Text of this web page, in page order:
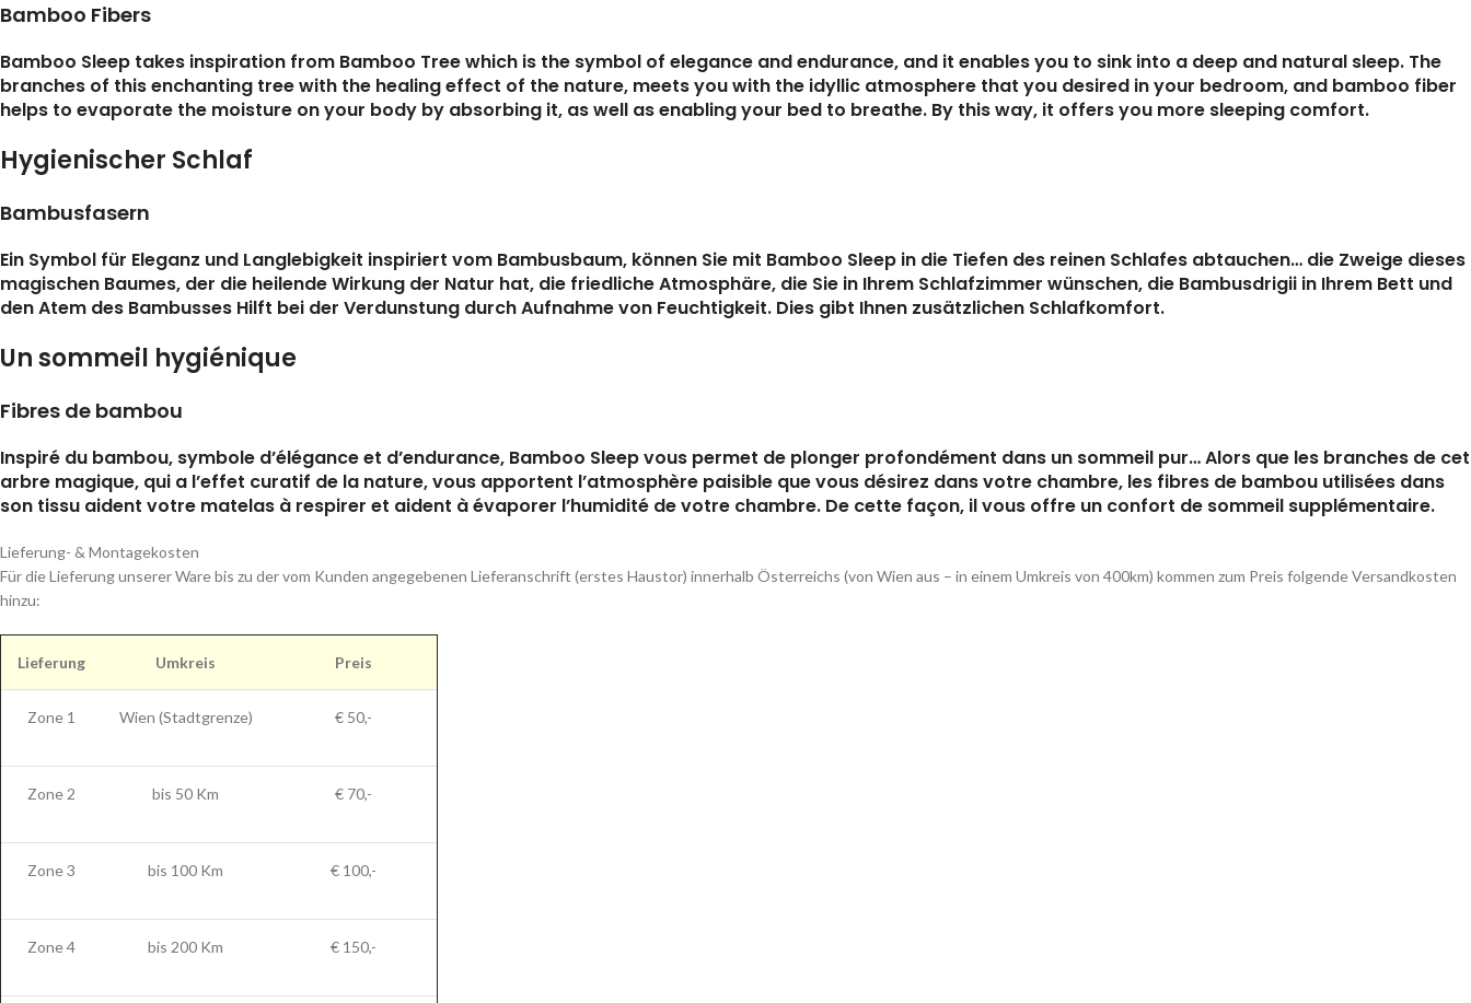
Bamboo Fibers
Bamboo Sleep takes inspiration from Bamboo Tree which is the symbol of elegance and endurance, and it enables you to sink into a deep and natural sleep. The
branches of this enchanting tree with the healing effect of the nature, meets you with the idyllic atmosphere that you desired in your bedroom, and bamboo fiber
helps to evaporate the moisture on your body by absorbing it, as well as enabling your bed to breathe. By this way, it offers you more sleeping comfort.
Hygienischer Schlaf
Bambusfasern
Ein Symbol für Eleganz und Langlebigkeit inspiriert vom Bambusbaum, können Sie mit Bamboo Sleep in die Tiefen des reinen Schlafes abtauchen… die Zweige dieses
magischen Baumes, der die heilende Wirkung der Natur hat, die friedliche Atmosphäre, die Sie in Ihrem Schlafzimmer wünschen, die Bambusdrigii in Ihrem Bett und
den Atem des Bambusses Hilft bei der Verdunstung durch Aufnahme von Feuchtigkeit. Dies gibt Ihnen zusätzlichen Schlafkomfort.
Un sommeil hygiénique
Fibres de bambou
Inspiré du bambou, symbole d’élégance et d’endurance, Bamboo Sleep vous permet de plonger profondément dans un sommeil pur… Alors que les branches de cet
arbre magique, qui a l’effet curatif de la nature, vous apportent l’atmosphère paisible que vous désirez dans votre chambre, les fibres de bambou utilisées dans
son tissu aident votre matelas à respirer et aident à évaporer l’humidité de votre chambre. De cette façon, il vous offre un confort de sommeil supplémentaire.
Lieferung- & Montagekosten
Für die Lieferung unserer Ware bis zu der vom Kunden angegebenen Lieferanschrift (erstes Haustor) innerhalb Österreichs (von Wien aus – in einem Umkreis von 400km) kommen zum Preis folgende Versandkosten
hinzu:
Lieferung Umkreis Preis
Zone 1 Wien (Stadtgrenze) € 50,-
Zone 2 bis 50 Km € 70,-
Zone 3 bis 100 Km € 100,-
Zone 4 bis 200 Km € 150,-